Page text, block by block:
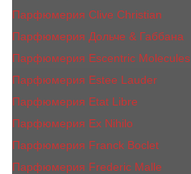
Парфюмерия Clive Christian
Парфюмерия Дольче & Габбана
Парфюмерия Escentric Molecules
Парфюмерия Estee Lаudеr
Парфюмерия Etat Libre
Парфюмерия Ex Nihilo
Парфюмерия Franck Boclet
Парфюмерия Frеderic Mаlle